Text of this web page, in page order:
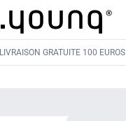
LIVRAISON GRATUITE 100 EUROS